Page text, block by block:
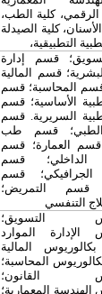
الرقمي، كلية الطب،
كلية الصيدلة
التطبيقية،
قسم إدارة
قسم المالية
قسم المحاسبة؛ قسم
الأساسية؛ قسم
السريرية. قسم
الطبي؛ قسم طب
قسم العمارة؛ قسم
الداخلي؛ قسم
الجرافيكي؛ قسم
قسم التمريض؛
التنفسي
التسويق؛
الإدارة الموارد
المالية
المحاسبة؛
القانون؛
الهندسة المعمارية؛